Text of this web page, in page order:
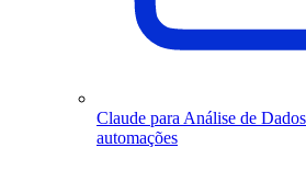
Claude para Análise de
automações